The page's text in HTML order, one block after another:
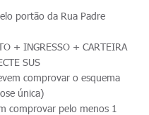
portão da Rua Padre
+ INGRESSO + CARTEIRA
SUS
comprovar o esquema
única)
comprovar pelo menos 1